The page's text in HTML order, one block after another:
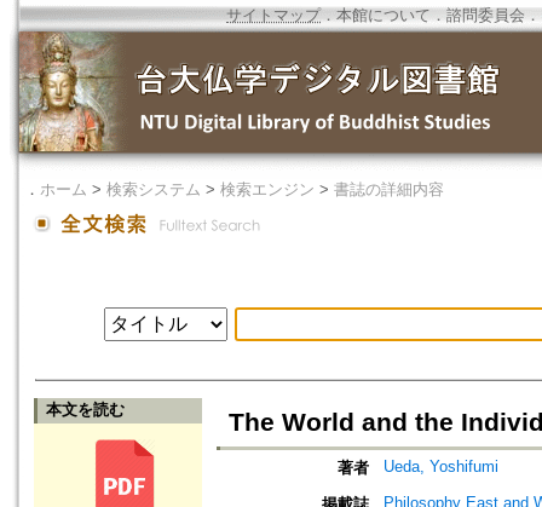
サイトマップ．本館について ． 諮問委員会 ．
． ホーム > 検索システム > 検索エンジン > 書誌の詳細内容
本文を読む The World and the
著者 Ueda, Yoshifumi
Philosophy East and